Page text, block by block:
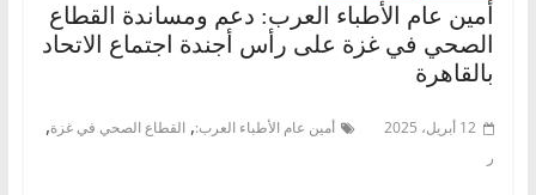
أمين عام الأطباء العرب: دعم ومساندة القطاع
الصحي في غزة على رأس أجندة اجتماع الاتحاد
بالقاهرة
12 أبريل، 2025 أمين عام الأطباء العرب:, القطاع الصحي في غزة,
ر